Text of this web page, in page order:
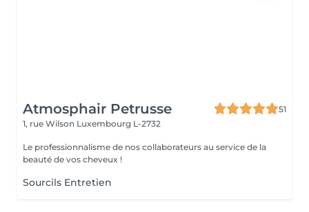
Atmosphair Petrusse
51
1, rue Wilson Luxembourg L-2732
Le professionnalisme de nos collaborateurs au service de la
beauté de vos cheveux !
Sourcils Entretien